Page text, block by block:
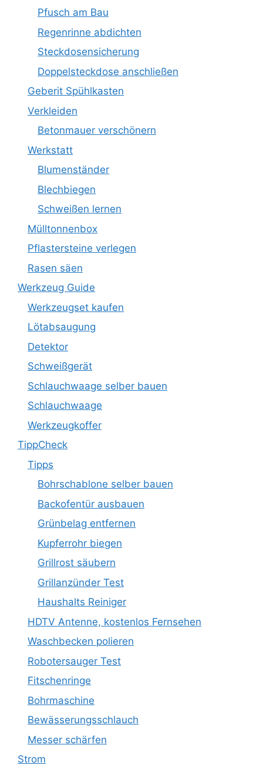
Pfusch am Bau
Regenrinne abdichten
Steckdosensicherung
Doppelsteckdose anschließen
Geberit Spühlkasten
Verkleiden
Betonmauer verschönern
Werkstatt
Blumenständer
Blechbiegen
Schweißen lernen
Mülltonnenbox
Pflastersteine verlegen
Rasen säen
Werkzeug Guide
Werkzeugset kaufen
Lötabsaugung
Detektor
Schweißgerät
Schlauchwaage selber bauen
Schlauchwaage
Werkzeugkoffer
TippCheck
Tipps
Bohrschablone selber bauen
Backofentür ausbauen
Grünbelag entfernen
Kupferrohr biegen
Grillrost säubern
Grillanzünder Test
Haushalts Reiniger
HDTV Antenne, kostenlos Fernsehen
Waschbecken polieren
Robotersauger Test
Fitschenringe
Bohrmaschine
Bewässerungsschlauch
Messer schärfen
Strom